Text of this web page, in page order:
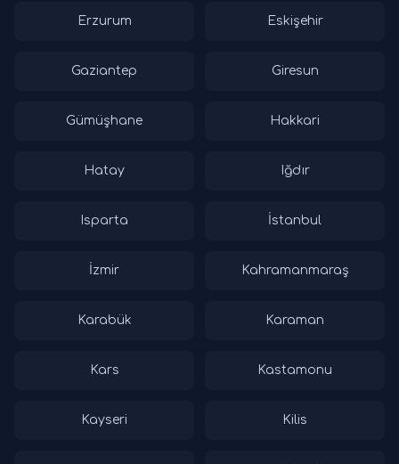
Erzurum Eskişehir
Gaziantep Giresun
Gümüşhane Hakkari
Hatay Iğdır
Isparta İstanbul
İzmir Kahramanmaraş
Karabük Karaman
Kars Kastamonu
Kayseri Kilis